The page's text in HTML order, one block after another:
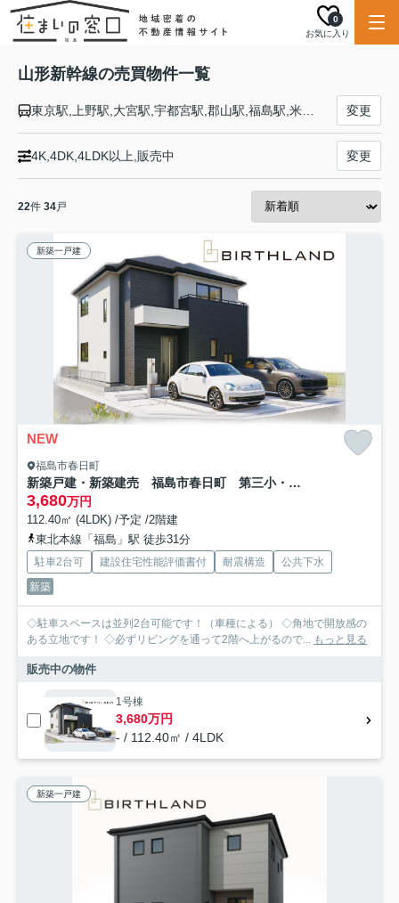
お気に入り
0
山形新幹線の売買物件一覧
変更
4K,4DK,4LDK以上,販売中 変更
22件 34戸
新築一戸建
NEW
福島市春日町
新築戸建・新築建売 福島市春日町 第三小・第二中
3,680万円
112.40㎡ (4LDK) /予定 /2階建
東北本線「福島」駅 徒歩31分
駐車2台可 建設住宅性能評価書付 耐震構造
公共下水
新築
◇駐車スペースは並列2台可能です！（車種による） ◇角地で開放感の
ある立地です！ ◇必ずリビングを通って2階へ上がるので... もっと見る
販売中の物件
1号棟
3,680万円
- / 112.40㎡ / 4LDK
新築一戸建